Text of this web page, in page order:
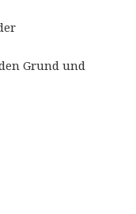
Grund und